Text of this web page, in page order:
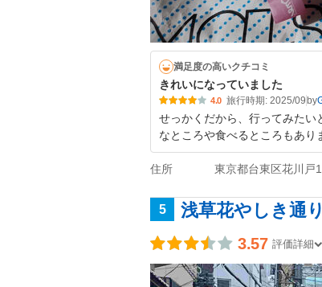
満足度の高いクチコミ
きれいになっていました
4.0 旅行時期: 2025/09 by
せっかくだから、行ってみたい
なところや食べるところもあり
住所 東京都台東区花川戸
5 浅草花やしき通り
3.57 評価詳細